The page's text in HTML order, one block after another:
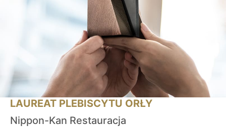
LAUREAT PLEBISCYTU ORŁY
Nippon-Kan Restauracja